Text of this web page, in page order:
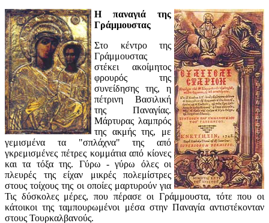
Η παναγιά της
Γράμμουστας
Στο κέντρο της
Γράμμουστας
στέκει ακοίμητος
φρουρός της
συνείδησης της, η
πέτρινη Βασιλική
της Παναγίας.
Μάρτυρας λαμπρός
της ακμής της, με
γεμισμένα τα "σπλάχνα" της από
γκρεμισμένες πέτρες κομμάτια από κίονες
και τα τόξα της. Γύρω - γύρω όλες οι
πλευρές της είχαν μικρές πολεμίστρες
στους τοίχους της οι οποίες μαρτυρούν για
Τις δύσκολες μέρες, που πέρασε οι Γράμμουστα, τότε που οι
κάτοικοι της ταμπουρωμένοι μέσα στην Παναγία αντιστέκονταν
στους Τουρκαλβαvούς.